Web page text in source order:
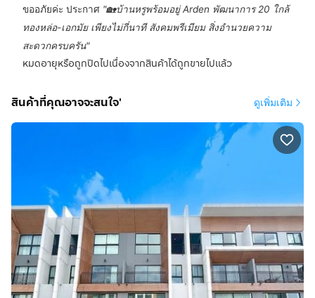
ขออภัยค่ะ ประกาศ "🏡บ้านหรูพร้อมอยู่ Arden พัฒนาการ 20 ใกล้
ทองหล่อ-เอกมัย เพียงไม่กี่นาที สังคมพรีเมียม สิ่งอำนวยความ
สะดวกครบครัน"
หมดอายุหรือถูกปิดไปเนื่องจากสินค้าได้ถูกขายไปแล้ว
สินค้าที่คุณอาจจะสนใจ' ดูเพิ่มเติม